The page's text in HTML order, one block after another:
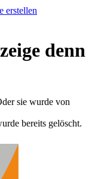
erstellen
denn
sie wurde von
bereits gelöscht.